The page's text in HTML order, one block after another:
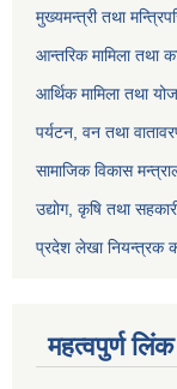
मुख्यमन्त्री तथा
आन्तरिक मामिला तथा
आर्थिक मामिला तथा
पर्यटन, वन तथा
सामाजिक विकास
उद्योग, कृषि तथा
प्रदेश लेखा नियन्त्रक
महत्वपुर्ण लिंक